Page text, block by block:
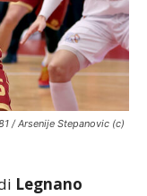
/ Arsenije Stepanovic (c)
Legnano